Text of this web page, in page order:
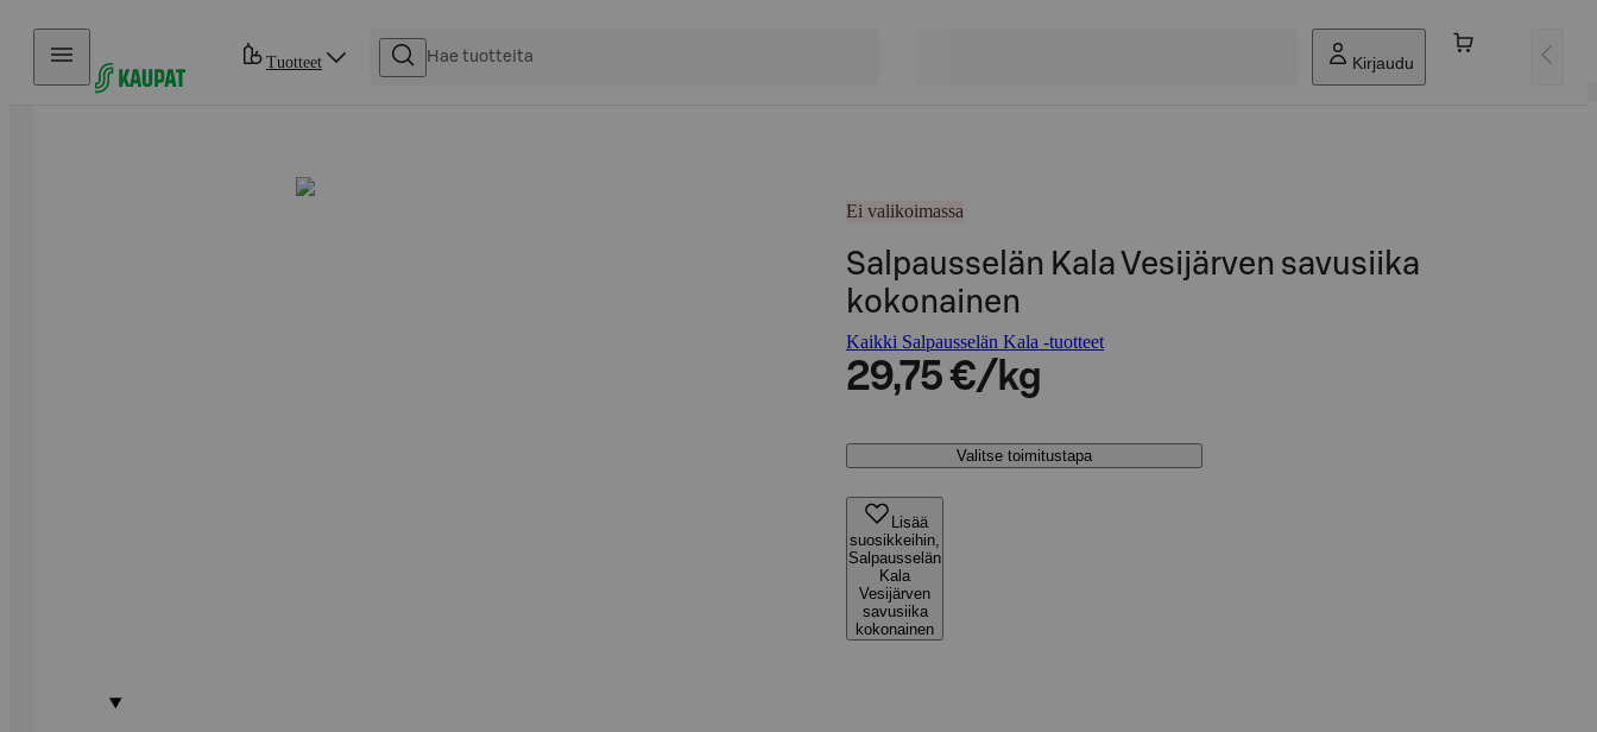
Hyppää sisältöön
Tuotteet Kirjaudu
Ei valikoimassa
Salpausselän Kala Vesijärven savusiika
kokonainen
Kaikki Salpausselän Kala -tuotteet
29,75 €/kg
Valitse toimitustapa
Lisää
suosikkeihin,
Salpausselän
Kala
Vesijärven
savusiika
kokonainen